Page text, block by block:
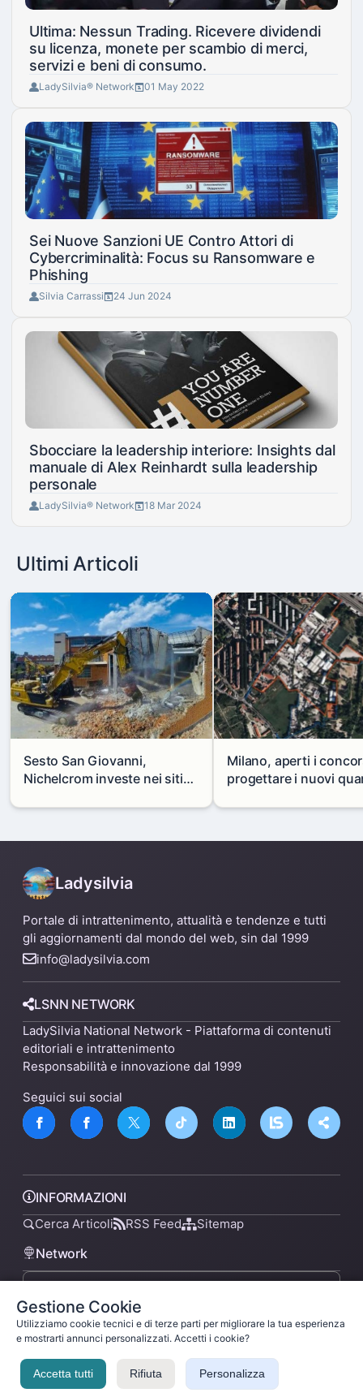
Ultima: Nessun Trading. Ricevere dividendi
su licenza, monete per scambio di merci,
servizi e beni di consumo.
LadySilvia® Network 01 May 2022
Sei Nuove Sanzioni UE Contro Attori di
Cybercriminalità: Focus su Ransomware e
Phishing
Silvia Carrassi 24 Jun 2024
Sbocciare la leadership interiore: Insights dal
manuale di Alex Reinhardt sulla leadership
personale
LadySilvia® Network 18 Mar 2024
Ultimi Articoli
Sesto San Giovanni,
Nichelcrom investe nei siti
capannone per fare spazio a
Milano, aperti i
progettare i nuovi
Mare
Gestione Cookie
Utilizziamo cookie tecnici e di terze parti per migliorare la tua esperienza
e mostrarti annunci personalizzati. Accetti i cookie?
Accetta tutti Rifiuta Personalizza
Ladysilvia
Portale di intrattenimento, attualità e tendenze e tutti
gli aggiornamenti dal mondo del web, sin dal 1999
info@ladysilvia.com
LSNN NETWORK
LadySilvia National Network - Piattaforma di contenuti
editoriali e intrattenimento
Responsabilità e innovazione dal 1999
Seguici sui social
INFORMAZIONI
Cerca Articoli RSS Feed Sitemap
Network
lsnn.net
Privacy PolicyTermini di ServizioLicenza